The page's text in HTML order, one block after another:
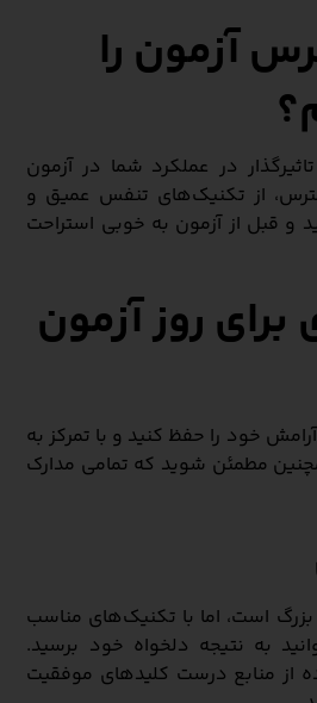
آزمون را
در عملکرد شما در آزمون
از تکنیک‌های تنفس عمیق و
و قبل از آزمون به خوبی استراحت
روز آزمون
خود را حفظ کنید و با تمرکز به
مطمئن شوید که تمامی مدارک
است، اما با تکنیک‌های مناسب
به نتیجه دلخواه خود برسید.
از منابع درست کلیدهای موفقیت